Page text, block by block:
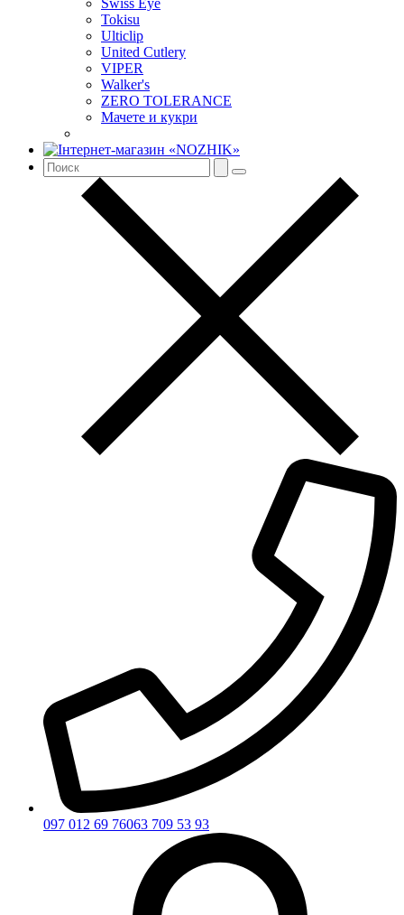
Tokisu
Ulticlip
United Cutlery
VIPER
Walker's
ZERO TOLERANCE
Мачете и кукри
097 012 69 76063 709 53 93